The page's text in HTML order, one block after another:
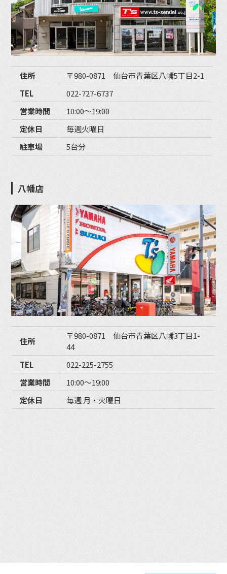
住所
〒980-0871 仙台市青葉区八幡5丁目2-1
TEL
022-727-6737
営業時間
10:00〜19:00
定休日
毎週火曜日
駐車場
5台分
八幡店
住所
〒980-0871 仙台市青葉区八幡3丁目1-
44
TEL
022-225-2755
営業時間
10:00〜19:00
定休日
毎週 月・火曜日